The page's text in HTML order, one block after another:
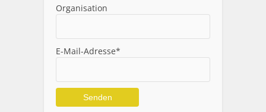
Organisation
E-Mail-Adresse*